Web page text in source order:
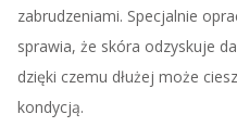
zabrudzeniami. Specjalnie
sprawia, że skóra odzyskuje
dzięki czemu dłużej może
kondycją.